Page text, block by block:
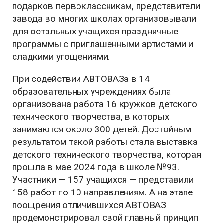
подарков первоклассникам, представители
завода во многих школах организовывали
для остальных учащихся праздничные
программы с приглашенными артистами и
сладкими угощениями.
При содействии АВТОВАЗа в 14
образовательных учреждениях была
организована работа 16 кружков детского
технического творчества, в которых
занимаются около 300 детей. Достойным
результатом такой работы стала выставка
детского технического творчества, которая
прошла в мае 2024 года в школе №93.
Участники — 157 учащихся — представили
158 работ по 10 направлениям. А на этапе
поощрения отличившихся АВТОВАЗ
продемонстрировал свой главный принцип